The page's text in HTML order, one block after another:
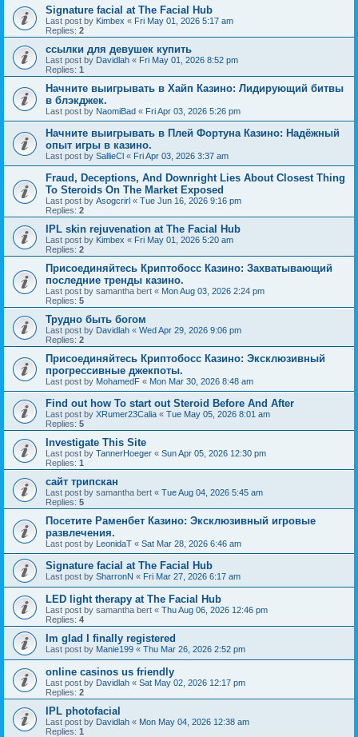
Signature facial at The Facial Hub
Last post by Kimbex « Fri May 01, 2026 5:17 am
Replies: 2
ссылки для девушек купить
Last post by Davidlah « Fri May 01, 2026 8:52 pm
Replies: 1
Начните выигрывать в Хайп Казино: Лидирующий битвы
в блэкджек.
Last post by NaomiBad « Fri Apr 03, 2026 5:26 pm
Начните выигрывать в Плей Фортуна Казино: Надёжный
опыт игры в казино.
Last post by SallieCl « Fri Apr 03, 2026 3:37 am
Fraud, Deceptions, And Downright Lies About Closest Thing
To Steroids On The Market Exposed
Last post by Asogcrirl « Tue Jun 16, 2026 9:16 pm
Replies: 2
IPL skin rejuvenation at The Facial Hub
Last post by Kimbex « Fri May 01, 2026 5:20 am
Replies: 2
Присоединяйтесь Криптобосс Казино: Захватывающий
последние тренды казино.
Last post by samantha bert « Mon Aug 03, 2026 2:24 pm
Replies: 5
Трудно быть богом
Last post by Davidlah « Wed Apr 29, 2026 9:06 pm
Replies: 2
Присоединяйтесь Криптобосс Казино: Эксклюзивный
прогрессивные джекпоты.
Last post by MohamedF « Mon Mar 30, 2026 8:48 am
Find out how To start out Steroid Before And After
Last post by XRumer23Calia « Tue May 05, 2026 8:01 am
Replies: 5
Investigate This Site
Last post by TannerHoeger « Sun Apr 05, 2026 12:30 pm
Replies: 1
сайт трипскан
Last post by samantha bert « Tue Aug 04, 2026 5:45 am
Replies: 5
Посетите Раменбет Казино: Эксклюзивный игровые
развлечения.
Last post by LeonidaT « Sat Mar 28, 2026 6:46 am
Signature facial at The Facial Hub
Last post by SharronN « Fri Mar 27, 2026 6:17 am
LED light therapy at The Facial Hub
Last post by samantha bert « Thu Aug 06, 2026 12:46 pm
Replies: 4
Im glad I finally registered
Last post by Manie199 « Thu Mar 26, 2026 2:52 pm
online casinos us friendly
Last post by Davidlah « Sat May 02, 2026 12:17 pm
Replies: 2
IPL photofacial
Last post by Davidlah « Mon May 04, 2026 12:38 am
Replies: 1